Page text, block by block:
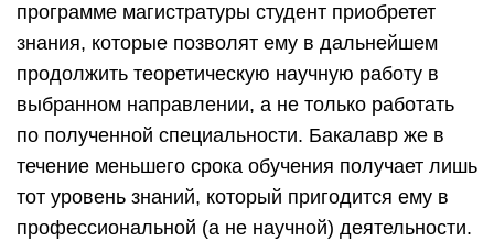
программе магистратуры студент приобретет
знания, которые позволят ему в дальнейшем
продолжить теоретическую научную работу в
выбранном направлении, а не только работать
по полученной специальности. Бакалавр же в
течение меньшего срока обучения получает лишь
тот уровень знаний, который пригодится ему в
профессиональной (а не научной) деятельности.